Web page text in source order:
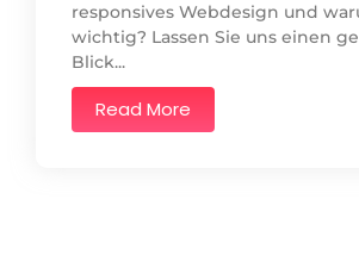
responsives Webdesign und
wichtig? Lassen Sie uns einen
Blick...
Read More